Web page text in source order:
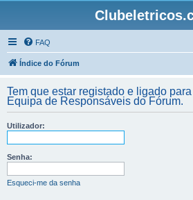
FAQ
Índice do Fórum
Tem que estar registado e ligado
Equipa de Responsáveis do Fórum.
Utilizador:
Senha:
Esqueci-me da senha